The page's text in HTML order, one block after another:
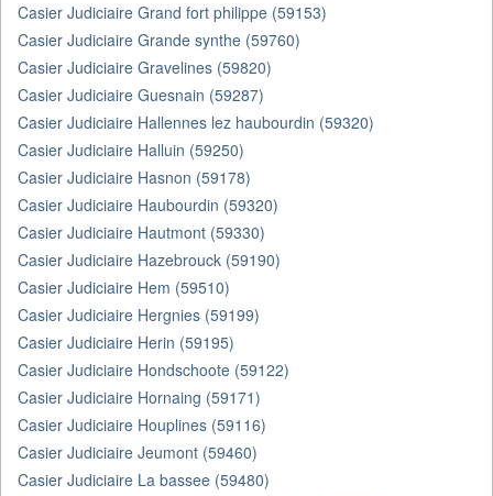
Casier Judiciaire Grand fort philippe (59153)
Casier Judiciaire Grande synthe (59760)
Casier Judiciaire Gravelines (59820)
Casier Judiciaire Guesnain (59287)
Casier Judiciaire Hallennes lez haubourdin (59320)
Casier Judiciaire Halluin (59250)
Casier Judiciaire Hasnon (59178)
Casier Judiciaire Haubourdin (59320)
Casier Judiciaire Hautmont (59330)
Casier Judiciaire Hazebrouck (59190)
Casier Judiciaire Hem (59510)
Casier Judiciaire Hergnies (59199)
Casier Judiciaire Herin (59195)
Casier Judiciaire Hondschoote (59122)
Casier Judiciaire Hornaing (59171)
Casier Judiciaire Houplines (59116)
Casier Judiciaire Jeumont (59460)
Casier Judiciaire La bassee (59480)